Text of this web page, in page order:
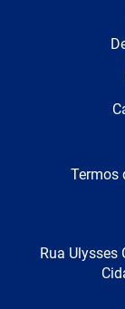
Termos
Rua Ulysses